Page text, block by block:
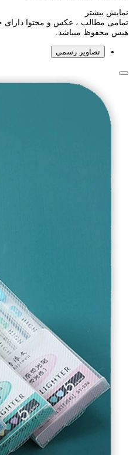
نمایش بیشتر
تمامی مطالب ، عکس و محتوا دارای
هیس محفوظ میباشد.
تصاویر رسمی